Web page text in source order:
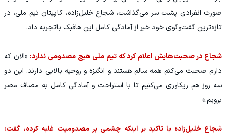
صورت انفرادی پشت سر می‌گذاشت، شجاع خلیل‌زاده، کاپیتان تیم ملی، در
تازه‌ترین گفت‌وگوی خود خبر از آمادگی کامل این هافبک باتجربه داد.
شجاع در صحبت‌هایش اعلام کرد که تیم ملی هیچ مصدومی ندارد: «الان که
دارم صحبت می‌کنم همه سالم هستند و انگیزه و روحیه بالایی دارند. این دو
سه روز هم ریکاوری می‌کنیم تا با استراحت و آمادگی کامل به مصاف مصر
برویم.»
شجاع خلیل‌زاده با تاکید بر اینکه چشمی بر مصدومیت غلبه کرده، گفت: